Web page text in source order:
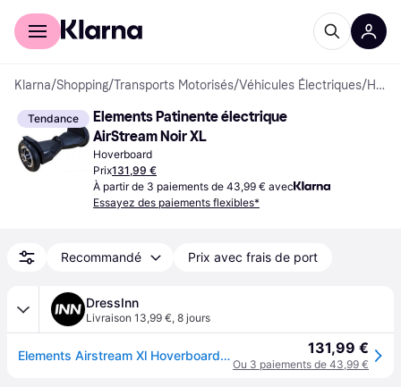
Acheter avec Klarna
Klarna/Shopping/Transports Motorisés/Véhicules Électriques/ Hoverboards
Tendance
Elements Patinente électrique
AirStream Noir XL
Hoverboard
Prix131,99 €
À partir de 3 paiements de 43,99 € avec
Essayez des paiements flexibles*
Recommandé Prix avec frais de port
DressInn
Livraison 13,99 €, 8 jours
Elements Airstream Xl Hoverboard Noir One Size / EU Plug 220V 131,99 €
Ou 3 paiements de 43,99 €